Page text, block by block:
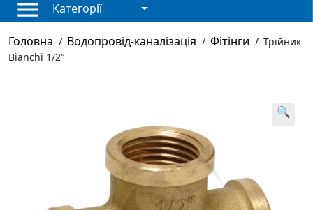
Категорії
Головна / Водопровід-каналізація / Фітінги / Трійник
Bianchi 1/2″
🔍